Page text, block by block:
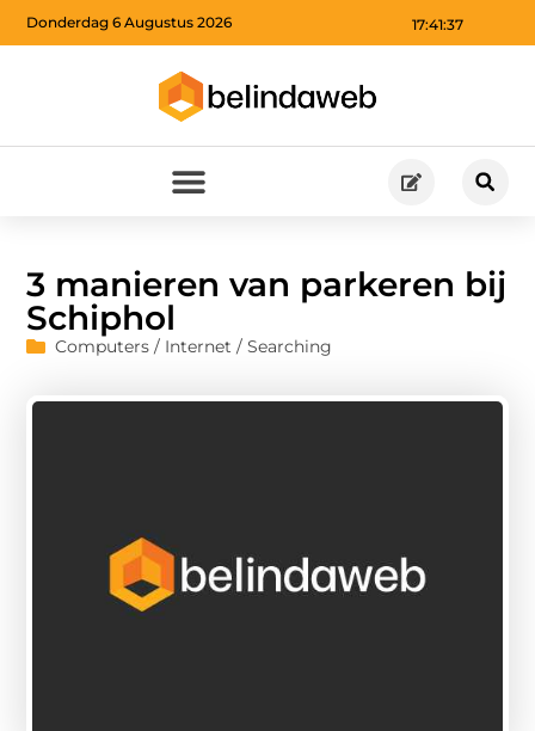
17:41:38
Donderdag 6 Augustus 2026
3 manieren van parkeren bij
Schiphol
Computers / Internet / Searching